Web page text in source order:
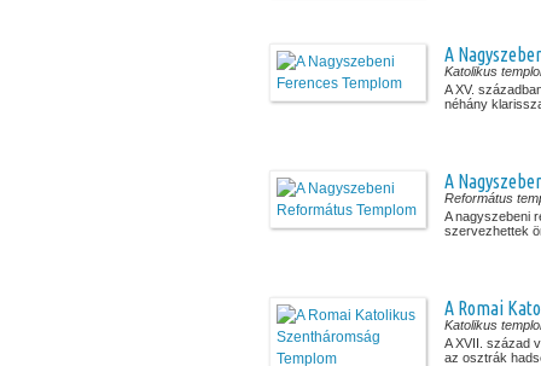
A
Katolikus
A XV.
néhány
A
Református
A nagyszebeni
szervezhettek
A Romai
Katolikus
A XVII. század
az osztrák